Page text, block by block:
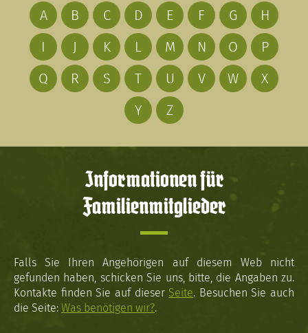
A B C D E F G
H
I
J K L M N O
P
Q
R S T U V W
X
Y
Z
Informationen für
Familienmitglieder
Falls Sie Ihren Angehörigen auf diesem Web nicht
gefunden haben, schicken Sie uns, bitte, die Angaben zu.
Kontakte finden Sie auf dieser Seite. Besuchen Sie auch
die Seite: Was benötigen wir?.